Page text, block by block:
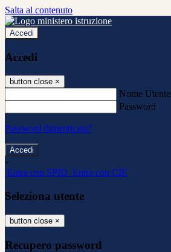
Salta al contenuto
Accedi
Accedi
button close ×
Nome Utente
Password
Password dimenticata?
-
Entra con SPID Entra con CIE
Seleziona utente
button close ×
Recupero password